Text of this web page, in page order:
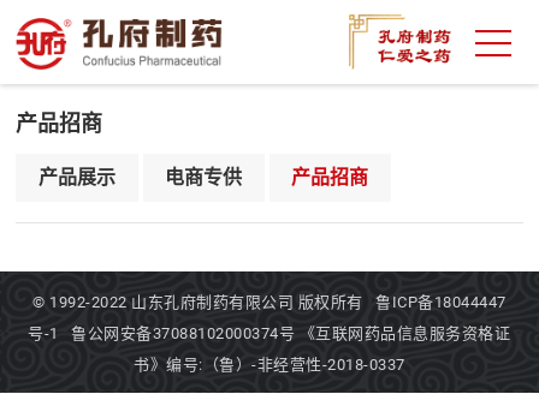
产品招商
产品展示 电商专供 产品招商
© 1992-2022 山东孔府制药有限公司 版权所有鲁ICP备18044447
号-1
鲁公网安备37088102000374号
《互联网药品信息服务资格证
书》编号:（鲁）-非经营性-2018-0337